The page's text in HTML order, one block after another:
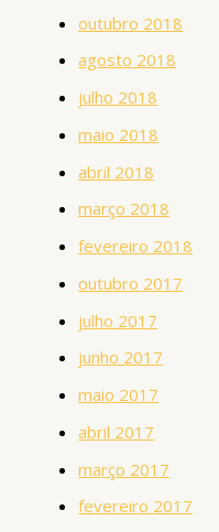
outubro 2018
agosto 2018
julho 2018
maio 2018
abril 2018
março 2018
fevereiro 2018
outubro 2017
julho 2017
junho 2017
maio 2017
abril 2017
março 2017
fevereiro 2017